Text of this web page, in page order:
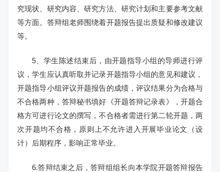
究现状、研究内容、研究方法、研究计划和主要参考文献
等方面。答辩组老师围绕着开题报告提出质疑和修改建议
等。
5、学生陈述结束后，由开题指导小组的导师进行评
议，学生应认真听取并记录开题指导小组的意见和建议，
开题指导小组评议开题报告的成绩，评议结果分为合格与
不合格两种，答辩秘书填好《开题答辩记录表》，开题合
格方可进行论文的撰写，不合格者需进行第二轮开题，两
次开题均不合格，原则上不允许进入开展毕业论文（设
计）后期程序，影响正常毕业。
6.答辩结束之后，答辩组组长向本学院开题答辩报告